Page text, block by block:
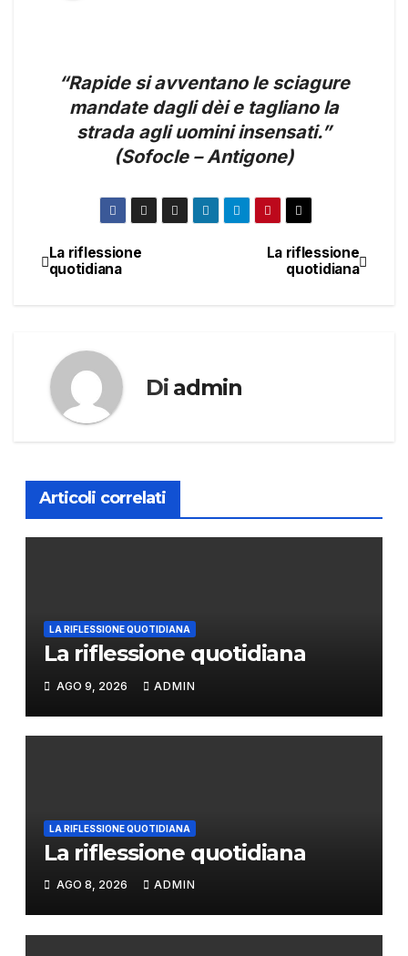
“Rapide si avventano le sciagure
mandate dagli dèi e tagliano la
strada agli uomini insensati.”
(Sofocle – Antigone)
Navigazione
La riflessione
quotidiana
La riflessione
quotidiana
Di admin
Articoli correlati
LA RIFLESSIONE QUOTIDIANA
La riflessione quotidiana
AGO 9, 2026 ADMIN
LA RIFLESSIONE QUOTIDIANA
La riflessione quotidiana
AGO 8, 2026 ADMIN